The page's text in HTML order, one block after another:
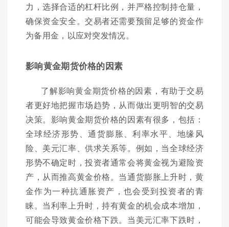
力，选择合适的杠杆比例，并严格控制持仓量，
确保资金安全。交易者还需要预留足够的资金作
为备用金，以应对突发情况。
影响黄金期货价格的因素
了解影响黄金期货价格的因素，有助于交易
者更好地把握市场趋势，从而做出更明智的交易
决策。影响黄金期货价格的因素有很多，包括：
全球经济形势、通货膨胀、利率水平、地缘风
险、美元汇率、供求关系等。例如，当全球经济
形势不确定时，投资者通常会将黄金视为避险资
产，从而推高黄金价格。当通货膨胀上升时，黄
金作为一种抗通胀资产，也会受到投资者的青
睐。当利率上升时，持有黄金的机会成本增加，
可能会导致黄金价格下跌。当美元汇率下跌时，